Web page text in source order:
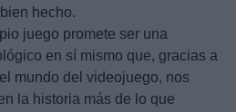
hecho.
juego promete ser una
en sí mismo que, gracias a
mundo del videojuego, nos
la historia más de lo que